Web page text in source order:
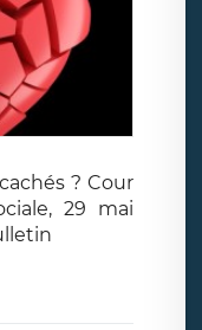
? Cour
29 mai